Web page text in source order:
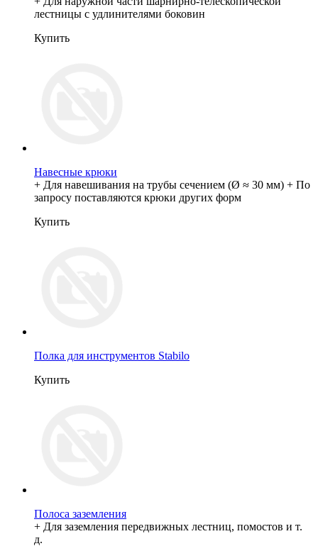
лестницы с удлинителями боковин
Купить
Навесные крюки
+ Для навешивания на трубы сечением (Ø ≈ 30 мм) + По
запросу поставляются крюки других форм
Купить
Полка для инструментов Stabilo
Купить
Полоса заземления
+ Для заземления передвижных лестниц, помостов и т.
д.